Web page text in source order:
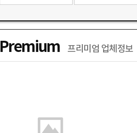
Premium 프리미엄 업체정보